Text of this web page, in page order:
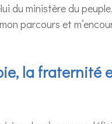
du ministère du
parcours et
la fraternité